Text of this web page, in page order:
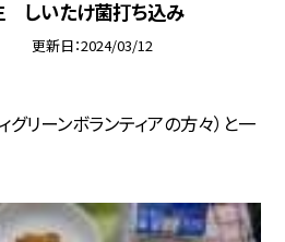
しいたけ菌打ち込み
更新日 2024/03/12
グリーンボランティアの方々）と一